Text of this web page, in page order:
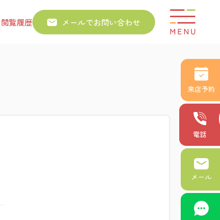
閲覧履歴 メールでお問い合わせ
来店予約
電話
メール